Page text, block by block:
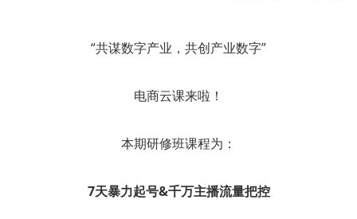
“共谋数字产业，共创产业数字”
电商云课来啦！
本期研修班课程为：
7天暴力起号&千万主播流量把控